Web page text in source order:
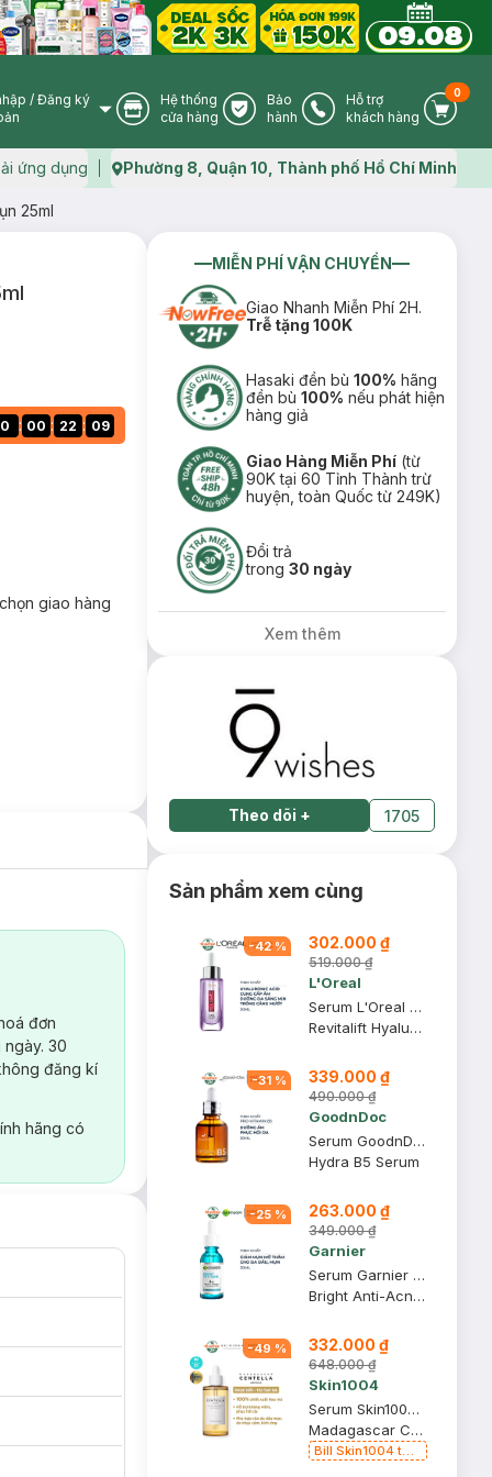
User Icon
/ Đăng ký
Store Icon
Hệ thống
cửa hàng
Warranty Icon
Bảo
hành
Phone Icon
Hỗ trợ
khách hàng
Cart
0
ứng dụng Map icon
Phường 8, Quận 10, Thành phố Hồ Chí Minh
25ml
0 : 00 : 22 : 08
giao hàng
đơn
30
đăng kí
hãng có
MIỄN PHÍ VẬN CHUYỂN
Giao Nhanh Miễn Phí 2H.
Trễ tặng 100K
Hasaki đền bù100% hãng
đền bù100% nếu phát hiện
hàng giả
Giao Hàng Miễn Phí (từ
90K tại 60 Tỉnh Thành trừ
huyện, toàn Quốc từ 249K)
Đổi trả
trong30 ngày
Xem thêm
Theo dõi + 1705
Sản phẩm xem cùng
-42% 302.000 ₫
519.000 ₫
L'Oreal
Serum L'Oreal Hyaluronic Acid Cấp Ẩm Sáng Da 30ml
Revitalift Hyaluronic Acid 1.5% Hyaluron Serum
-31 % 339.000 ₫
490.000 ₫
GoodnDoc
Serum GoodnDoc Dưỡng Ẩm, Hỗ Trợ Phục Hồi Da 30ml
Hydra B5 Serum
-25 % 263.000 ₫
349.000 ₫
Garnier
Serum Garnier Giảm Mụn Mờ Thâm Cho Da Dầu, Mụn 30ml
Bright Anti-Acne Booster Serum
-49 % 332.000 ₫
648.000 ₫
Skin1004
Serum Skin1004 Rau Má Làm Dịu & Hỗ Trợ Phục Hồi Da 100ml
Madagascar Centella Ampoule
Bill Skin1004 từ